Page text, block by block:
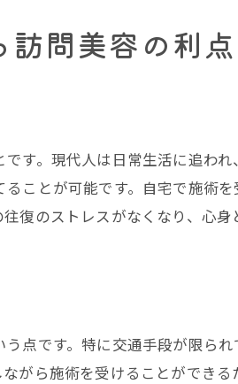
を超える訪問美容の実力
変身ストーリー
験がもたらす自己肯定感
問美容の利点
す。現代人は日常生活に追わ
ことが可能です。自宅で施術
復のストレスがなくなり、心
点です。特に交通手段が限ら
がら施術を受けることができ